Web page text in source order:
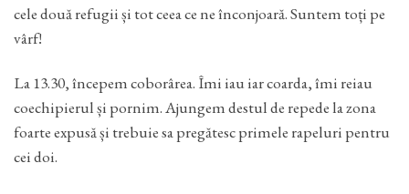
cele două refugii și tot ceea ce ne înconjoară. Suntem toți pe
vârf!
La 13.30, începem coborârea. Îmi iau iar coarda, îmi reiau
coechipierul și pornim. Ajungem destul de repede la zona
foarte expusă și trebuie sa pregătesc primele rapeluri pentru
cei doi.